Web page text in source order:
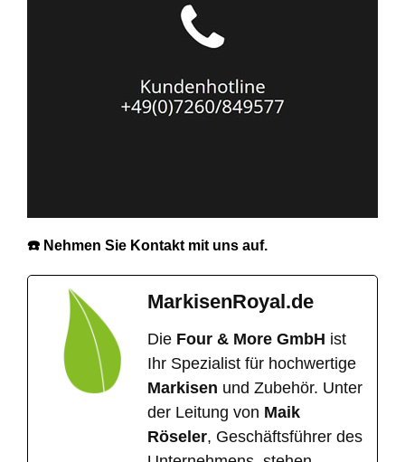
☎️ Nehmen Sie Kontakt mit uns auf.
MarkisenRoyal.de
Die Four & More GmbH ist
Ihr Spezialist für hochwertige
Markisen und Zubehör. Unter
der Leitung von Maik
Röseler, Geschäftsführer des